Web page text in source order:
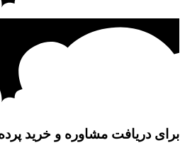
برای دریافت مشاوره و خرید